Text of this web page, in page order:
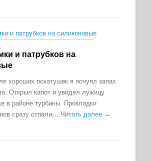
и патрубков на
хороших покатушек я почуял запах
Открыл капот и увидел лужицу
в районе турбины. Прокладки
сразу отпали,…Читать далее →